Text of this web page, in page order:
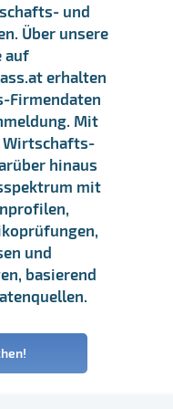
und
Über unsere
auf
erhalten
Firmendaten
Mit
Wirtschafts-
hinaus
mit
und
basierend